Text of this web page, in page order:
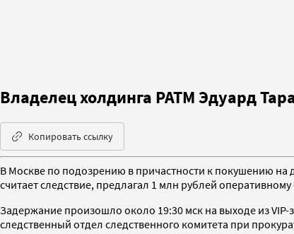
Владелец холдинга РАТМ Эдуард
Копировать ссылку
В Москве по подозрению в причастности к покушению на
считает следствие, предлагал 1 млн рублей
Задержание произошло около 19:30 мск на выходе из
следственный отдел следственного комитета при